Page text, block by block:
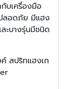
บเครื่องมือ
ปลอดภัย มีแฮง
ะบางรุ่นมีชนิด
สปริทแฮงเก